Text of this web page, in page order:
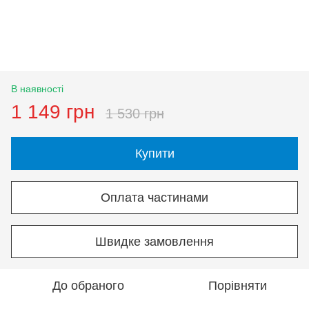
В наявності
1 149 грн 1 530 грн
Купити
Оплата частинами
Швидке замовлення
До обраного Порівняти